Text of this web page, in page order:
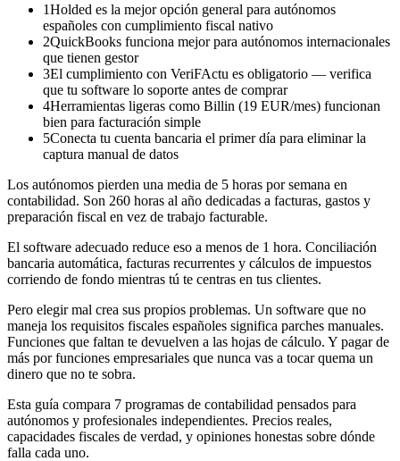
1Holded es la mejor opción general para autónomos
españoles con cumplimiento fiscal nativo
2QuickBooks funciona mejor para autónomos internacionales
que tienen gestor
3El cumplimiento con VeriFActu es obligatorio — verifica
que tu software lo soporte antes de comprar
4Herramientas ligeras como Billin (19 EUR/mes) funcionan
bien para facturación simple
5Conecta tu cuenta bancaria el primer día para eliminar la
captura manual de datos
Los autónomos pierden una media de 5 horas por semana en
contabilidad. Son 260 horas al año dedicadas a facturas, gastos y
preparación fiscal en vez de trabajo facturable.
El software adecuado reduce eso a menos de 1 hora. Conciliación
bancaria automática, facturas recurrentes y cálculos de impuestos
corriendo de fondo mientras tú te centras en tus clientes.
Pero elegir mal crea sus propios problemas. Un software que no
maneja los requisitos fiscales españoles significa parches manuales.
Funciones que faltan te devuelven a las hojas de cálculo. Y pagar de
más por funciones empresariales que nunca vas a tocar quema un
dinero que no te sobra.
Esta guía compara 7 programas de contabilidad pensados para
autónomos y profesionales independientes. Precios reales,
capacidades fiscales de verdad, y opiniones honestas sobre dónde
falla cada uno.